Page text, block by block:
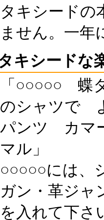
タキシードの
ません。一年
キシードな
「○○○○○ 蝶
のシャツで
パンツ カマ
マル」
○○○○○には、
ガン・革ジャ
を入れて下さ